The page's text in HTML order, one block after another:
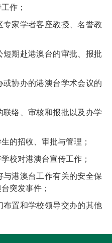
作；
家学者客座教授、名誉教
短期赴港澳台的审批、报批
协办的港澳台学术会议的
络、审核和报批以及办学
的招收、审批与管理；
校对港澳台宣传工作；
港澳台工作有关的安全保
突发事件；
置和学校领导交办的其他